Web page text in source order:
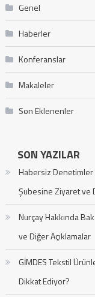
Genel
Haberler
Konferanslar
Makaleler
Son Eklenenler
SON YAZILAR
Habersiz Denetimler
Şubesine Ziyaret ve
Nurçay Hakkında
ve Diğer Açıklamalar
GİMDES Tekstil
Dikkat Ediyor?